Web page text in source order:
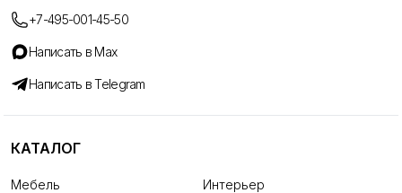
+7-495-001-45-50
Написать в Max
Написать в Telegram
КАТАЛОГ
Мебель
Интерьер